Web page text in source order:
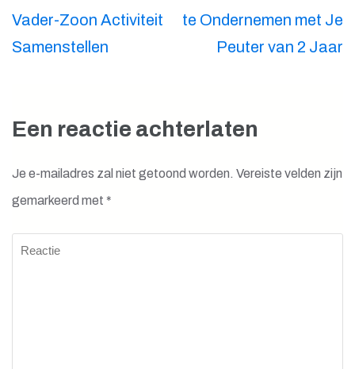
Vader-Zoon Activiteit
Samenstellen
te Ondernemen met Je
Peuter van 2 Jaar
Een reactie achterlaten
Je e-mailadres zal niet getoond worden. Vereiste velden zijn
gemarkeerd met *
Reactie